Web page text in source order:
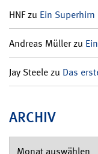
HNFzu Ein
Andreas Müllerzu
Jay Steelezu Das
ARCHIV